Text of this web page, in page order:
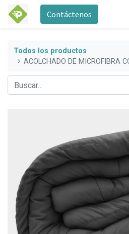
Contáctenos
Todos los productos
ACOLCHADO DE MICROFIBRA